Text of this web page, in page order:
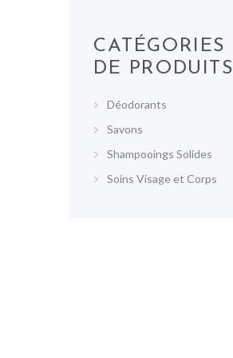
CATÉGORIES
DE PRODUITS
Déodorants
Savons
Shampooings Solides
Soins Visage et Corps